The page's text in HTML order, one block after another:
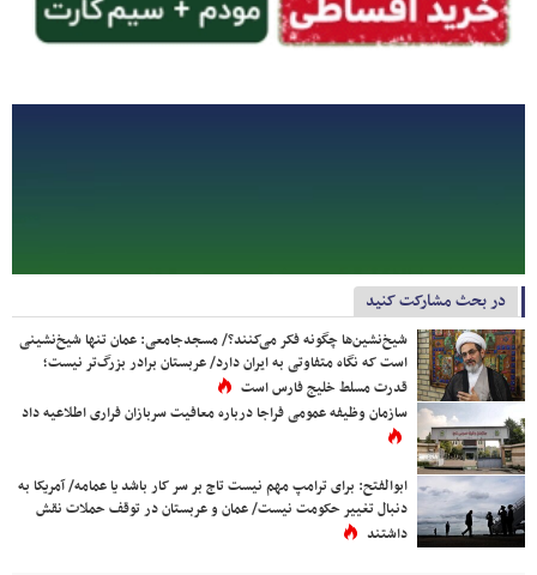
در بحث مشارکت کنید
شیخ‌نشین‌ها چگونه فکر می‌کنند؟/ مسجدجامعی: عمان تنها شیخ‌نشینی
است که نگاه متفاوتی به ایران دارد/ عربستان برادر بزرگ‌تر نیست؛
قدرت مسلط خلیج فارس است
سازمان وظیفه عمومی فراجا درباره معافیت سربازان فراری اطلاعیه داد
ابوالفتح: برای ترامپ مهم نیست تاج بر سر کار باشد یا عمامه/ آمریکا به
دنبال تغییر حکومت نیست/ عمان و عربستان در توقف حملات نقش
داشتند